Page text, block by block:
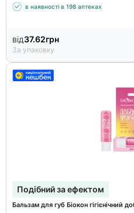
в наявності в 198 аптеках
від37.62грн
За упаковку
Подібний за ефектом
Бальзам для губ Біокон гігієнічний